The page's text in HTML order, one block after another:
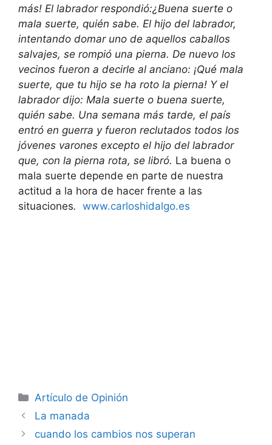
más! El labrador respondió:¿Buena suerte o
mala suerte, quién sabe. El hijo del labrador,
intentando domar uno de aquellos caballos
salvajes, se rompió una pierna. De nuevo los
vecinos fueron a decirle al anciano: ¡Qué mala
suerte, que tu hijo se ha roto la pierna! Y el
labrador dijo: Mala suerte o buena suerte,
quién sabe. Una semana más tarde, el país
entró en guerra y fueron reclutados todos los
jóvenes varones excepto el hijo del labrador
que, con la pierna rota, se libró. La buena o
mala suerte depende en parte de nuestra
actitud a la hora de hacer frente a las
situaciones. www.carloshidalgo.es
Artículo de Opinión
La manada
cuando los cambios nos superan